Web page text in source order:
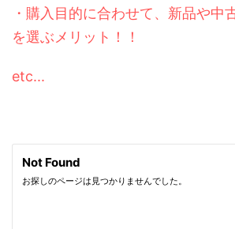
・購入目的に合わせて、新品や中
を選ぶメリット！！
etc...